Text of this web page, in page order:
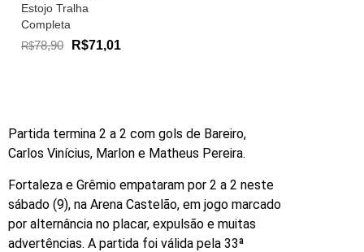
Estojo Tralha
Completa
R$78,90 R$71,01
Partida termina 2 a 2 com gols de Bareiro,
Carlos Vinícius, Marlon e Matheus Pereira.
Fortaleza e Grêmio empataram por 2 a 2 neste
sábado (9), na Arena Castelão, em jogo marcado
por alternância no placar, expulsão e muitas
advertências. A partida foi válida pela 33ª